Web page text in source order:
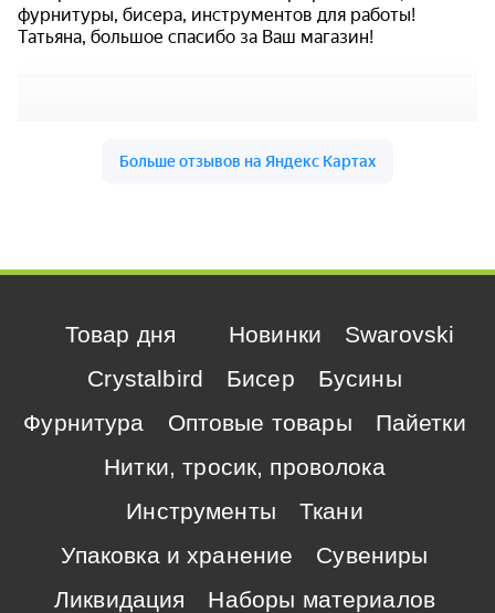
Товар дня Новинки
Swarovski
Crystalbird
Бисер
Бусины
Фурнитура
Оптовые товары
Пайетки
Нитки, тросик, проволока
Инструменты
Ткани
Упаковка и хранение
Сувениры
Ликвидация
Наборы материалов